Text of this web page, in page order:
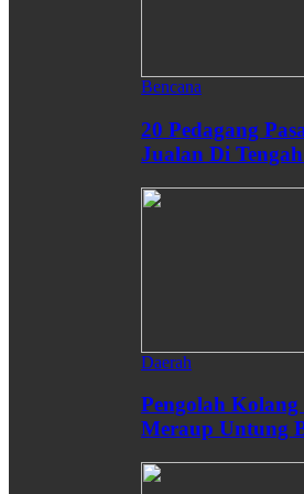
Bencana
20 Pedagang
Jualan Di
Daerah
Pengolah
Meraup Untung